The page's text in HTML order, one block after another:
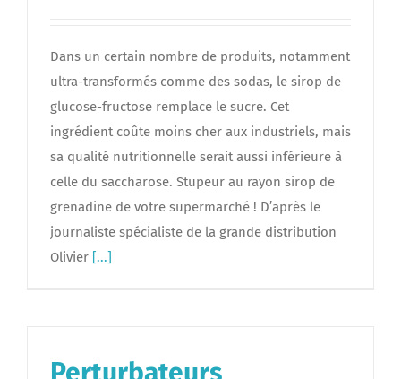
Dans un certain nombre de produits, notamment
ultra-transformés comme des sodas, le sirop de
glucose-fructose remplace le sucre. Cet
ingrédient coûte moins cher aux industriels, mais
sa qualité nutritionnelle serait aussi inférieure à
celle du saccharose. Stupeur au rayon sirop de
grenadine de votre supermarché ! D’après le
journaliste spécialiste de la grande distribution
Olivier [...]